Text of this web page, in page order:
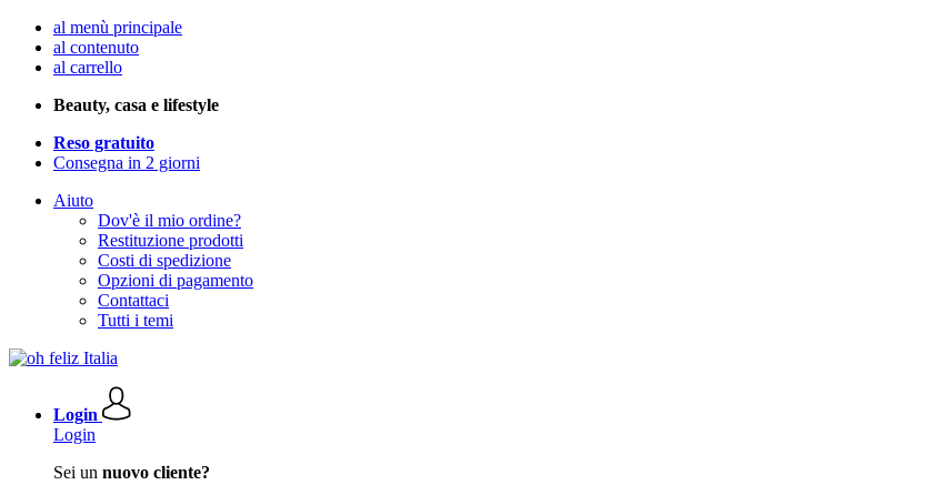
al menù principale
al contenuto
al carrello
Beauty, casa e lifestyle
Reso gratuito
Consegna in 2 giorni
Aiuto
Dov'è il mio ordine?
Restituzione prodotti
Costi di spedizione
Opzioni di pagamento
Contattaci
Tutti i temi
Login
Login
Sei un nuovo cliente?